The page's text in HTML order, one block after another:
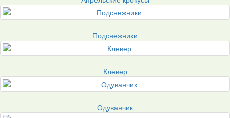
Подснежники
Клевер
Одуванчик